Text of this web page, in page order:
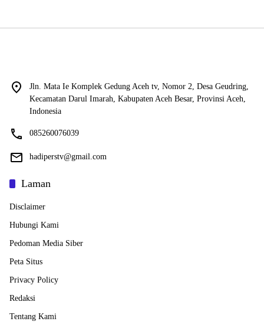
Jln. Mata Ie Komplek Gedung Aceh tv, Nomor 2, Desa Geudring,
Kecamatan Darul Imarah, Kabupaten Aceh Besar, Provinsi Aceh,
Indonesia
085260076039
hadiperstv@gmail.com
Laman
Disclaimer
Hubungi Kami
Pedoman Media Siber
Peta Situs
Privacy Policy
Redaksi
Tentang Kami